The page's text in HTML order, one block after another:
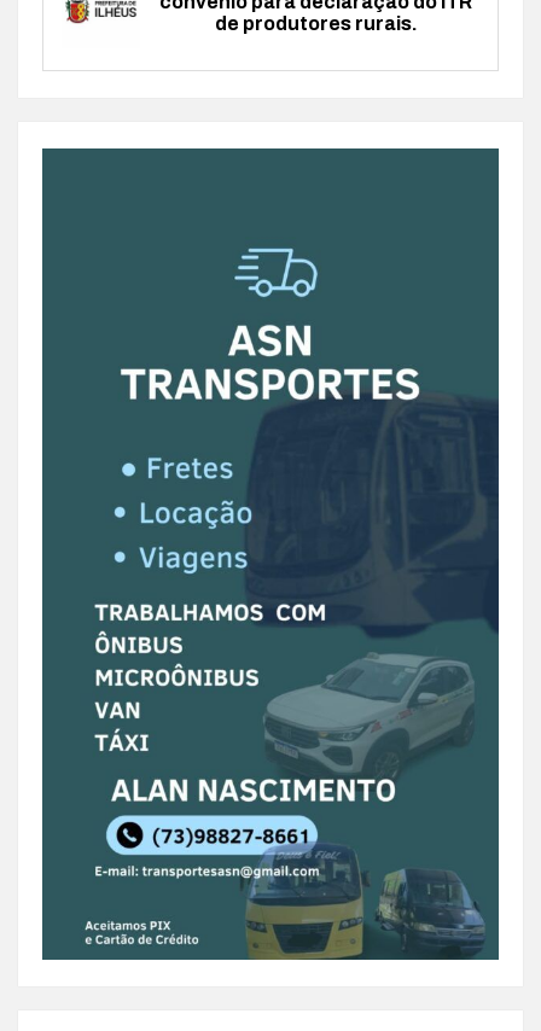
de produtores rurais.